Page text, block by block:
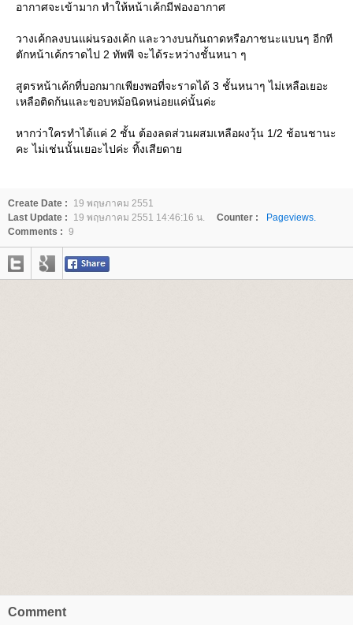
อากาศจะเข้ามาก ทำให้หน้าเค้กมีฟองอากาศ
วางเค้กลงบนแผ่นรองเค้ก และวางบนก้นถาดหรือภาชนะแบนๆ อีกที
ตักหน้าเค้กราดไป 2 ทัพพี จะได้ระหว่างชั้นหนา ๆ
สูตรหน้าเค้กที่บอกมากเพียงพอที่จะราดได้ 3 ชั้นหนาๆ ไม่เหลือเยอะ
เหลือติดก้นและขอบหม้อนิดหน่อยแค่นั้นค่ะ
หากว่าใครทำได้แค่ 2 ชั้น ต้องลดส่วนผสมเหลือผงวุ้น 1/2 ช้อนชานะ
คะ ไม่เช่นนั้นเยอะไปค่ะ ทิ้งเสียดา
Create Date :
19 พฤษภาคม 2551
Last Update :
19 พฤษภาคม 2551 14:46:16 น. Counter :
Pageviews.
Comments : 9
Comment